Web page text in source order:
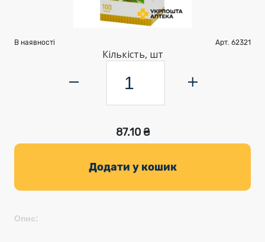
В наявності Арт. 62321
Кількість, шт
87.10 ₴
Додати у кошик
Опис: